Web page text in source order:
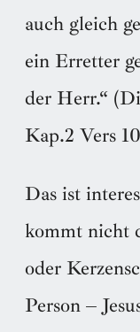
auch gleich
ein Erretter
der Herr.“
Kap.2 Vers
Das ist
kommt nicht
oder
Person –